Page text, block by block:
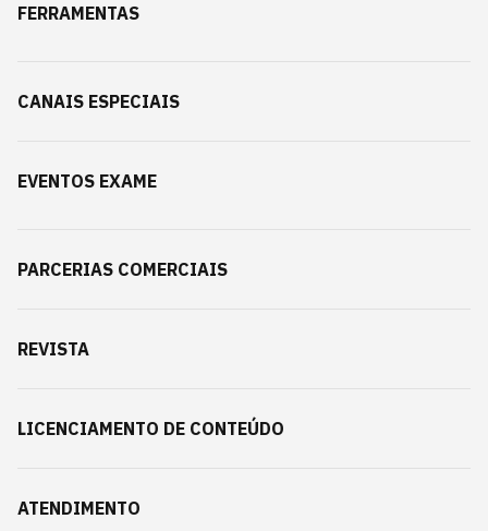
FERRAMENTAS
CANAIS ESPECIAIS
EVENTOS EXAME
PARCERIAS COMERCIAIS
REVISTA
LICENCIAMENTO DE CONTEÚDO
ATENDIMENTO